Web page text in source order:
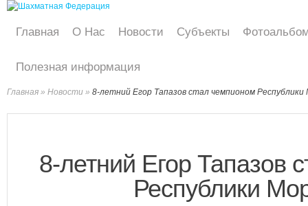
Главная О Нас Новости Субъекты
Полезная информация
Главная » Новости » 8-летний Егор Тапазов стал чемпионом Республики
8-летний Егор Тапазов
Республики